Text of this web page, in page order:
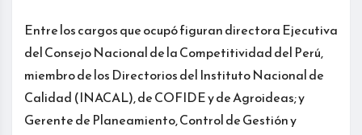
Entre los cargos que ocupó figuran directora Ejecutiva
del Consejo Nacional de la Competitividad del Perú,
miembro de los Directorios del Instituto Nacional de
Calidad (INACAL), de COFIDE y de Agroideas; y
Gerente de Planeamiento, Control de Gestión y